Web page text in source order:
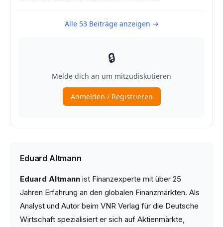
Eduard Altmann
Eduard Altmann ist Finanzexperte mit über 25
Jahren Erfahrung an den globalen Finanzmärkten. Als
Analyst und Autor beim VNR Verlag für die Deutsche
Wirtschaft spezialisiert er sich auf Aktienmärkte,